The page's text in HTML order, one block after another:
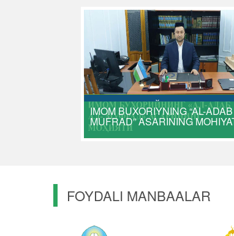
IMOM BUXORIYNING “AL-
MUFRAD” ASARINING
FOYDALI MANBAALAR